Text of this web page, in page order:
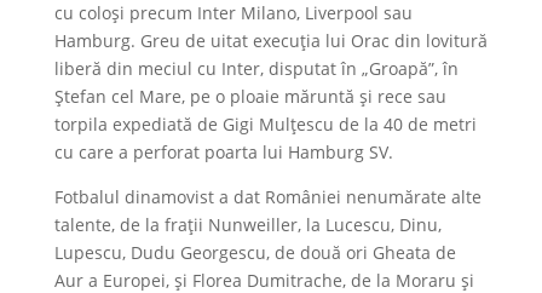
cu coloși precum Inter Milano, Liverpool sau
Hamburg. Greu de uitat execuția lui Orac din lovitură
liberă din meciul cu Inter, disputat în „Groapă”, în
Ștefan cel Mare, pe o ploaie măruntă și rece sau
torpila expediată de Gigi Mulțescu de la 40 de metri
cu care a perforat poarta lui Hamburg SV.
Fotbalul dinamovist a dat României nenumărate alte
talente, de la frații Nunweiller, la Lucescu, Dinu,
Lupescu, Dudu Georgescu, de două ori Gheata de
Aur a Europei, și Florea Dumitrache, de la Moraru și